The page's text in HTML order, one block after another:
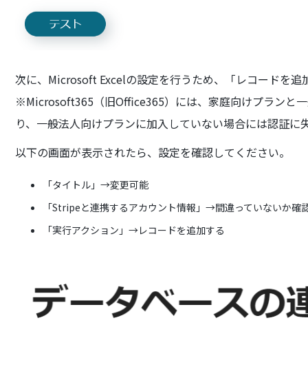
次に、Microsoft Excelの設定を行うため、「レコードを追
※Microsoft365（旧Office365）には、家庭向けプランと
り、一般法人向けプランに加入していない場合には認証に
以下の画面が表示されたら、設定を確認してください。
「タイトル」→変更可能
「Stripeと連携するアカウント情報」→間違っていないか確
「実行アクション」→レコードを追加する